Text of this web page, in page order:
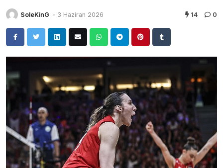
SoleKinG - 3 Haziran 2026 14 0